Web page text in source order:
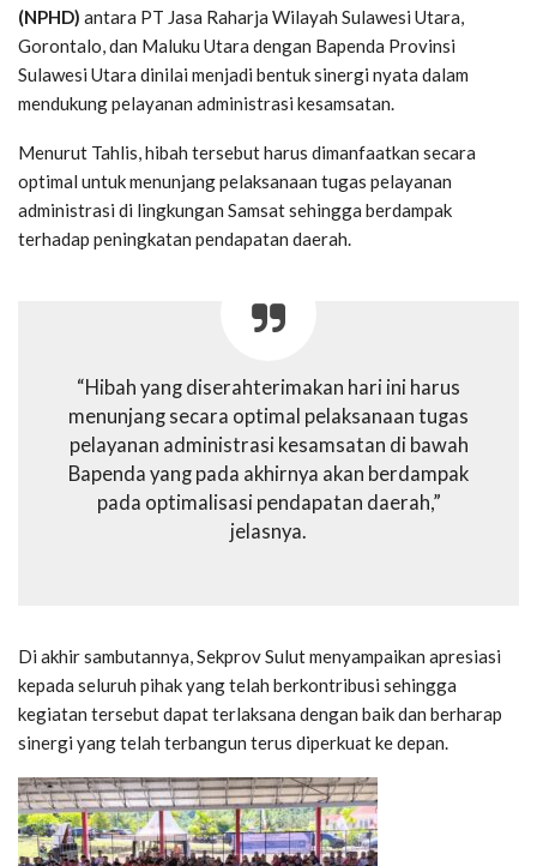
(NPHD) antara PT Jasa Raharja Wilayah Sulawesi Utara,
Gorontalo, dan Maluku Utara dengan Bapenda Provinsi
Sulawesi Utara dinilai menjadi bentuk sinergi nyata dalam
mendukung pelayanan administrasi kesamsatan.
Menurut Tahlis, hibah tersebut harus dimanfaatkan secara
optimal untuk menunjang pelaksanaan tugas pelayanan
administrasi di lingkungan Samsat sehingga berdampak
terhadap peningkatan pendapatan daerah.
“Hibah yang diserahterimakan hari ini harus
menunjang secara optimal pelaksanaan tugas
pelayanan administrasi kesamsatan di bawah
Bapenda yang pada akhirnya akan berdampak
pada optimalisasi pendapatan daerah,”
jelasnya.
Di akhir sambutannya, Sekprov Sulut menyampaikan apresiasi
kepada seluruh pihak yang telah berkontribusi sehingga
kegiatan tersebut dapat terlaksana dengan baik dan berharap
sinergi yang telah terbangun terus diperkuat ke depan.